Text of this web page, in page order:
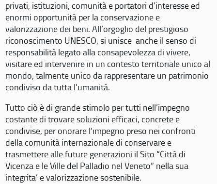
privati, istituzioni, comunità e portatori d’interesse ed
enormi opportunità per la conservazione e
valorizzazione dei beni. All’orgoglio del prestigioso
riconoscimento UNESCO, si unisce anche il senso di
responsabilità legato alla consapevolezza di vivere,
visitare ed intervenire in un contesto territoriale unico al
mondo, talmente unico da rappresentare un patrimonio
condiviso da tutta l’umanità.
Tutto ciò è di grande stimolo per tutti nell’impegno
costante di trovare soluzioni efficaci, concrete e
condivise, per onorare l’impegno preso nei confronti
della comunità internazionale di conservare e
trasmettere alle future generazioni il Sito “Città di
Vicenza e le Ville del Palladio nel Veneto” nella sua
integrita’ e valorizzazione sostenibile.